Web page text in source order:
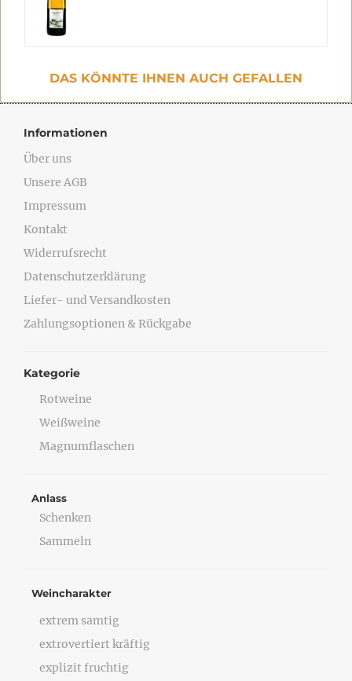
DAS KÖNNTE IHNEN AUCH GEFALLEN
Informationen
Über uns
Unsere AGB
Impressum
Kontakt
Widerrufsrecht
Datenschutzerklärung
Liefer- und Versandkosten
Zahlungsoptionen & Rückgabe
Kategorie
Rotweine
Weißweine
Magnumflaschen
Anlass
Schenken
Sammeln
Weincharakter
extrem samtig
extrovertiert kräftig
explizit fruchtig